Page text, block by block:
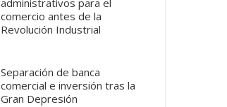
comercio antes de la
Revolución Industrial
Separación de banca
comercial e inversión tras la
Gran Depresión